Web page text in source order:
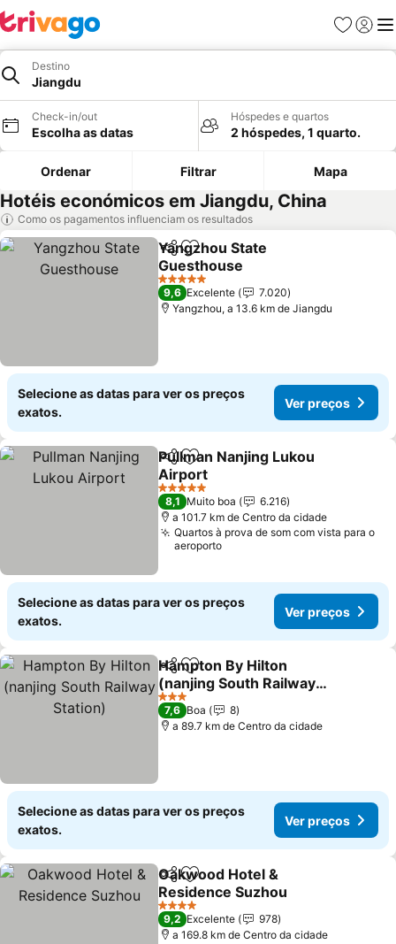
Favoritos
Iniciar
Destino
Jiangdu
Check-in/out
Escolha as datas
Hóspedes e quartos
2 hóspedes, 1 quarto.
Ordenar Filtrar Mapa
Hotéis económicos em Jiangdu, China
Como os pagamentos influenciam os resultados
PartilharAdicionar aos favoritos
Yangzhou State
Guesthouse
5 Estrelas
9,6 Excelente
7.020
Yangzhou, a 13.6 km de Jiangdu
Selecione as datas para ver os preços
exatos.
Ver preços
PartilharAdicionar aos favoritos
Pullman Nanjing Lukou
Airport
5 Estrelas
8,1 Muito boa
6.216
a 101.7 km de Centro da cidade
Quartos à prova de som com vista para o
aeroporto
Selecione as datas para ver os preços
exatos.
Ver preços
PartilharAdicionar aos favoritos
Hampton By Hilton
(nanjing South Railway
Station)
3 Estrelas
7,6 Boa
8
a 89.7 km de Centro da cidade
Selecione as datas para ver os preços
exatos.
Ver preços
PartilharAdicionar aos favoritos
Oakwood Hotel &
Residence Suzhou
4 Estrelas
9,2 Excelente
978
a 169.8 km de Centro da cidade